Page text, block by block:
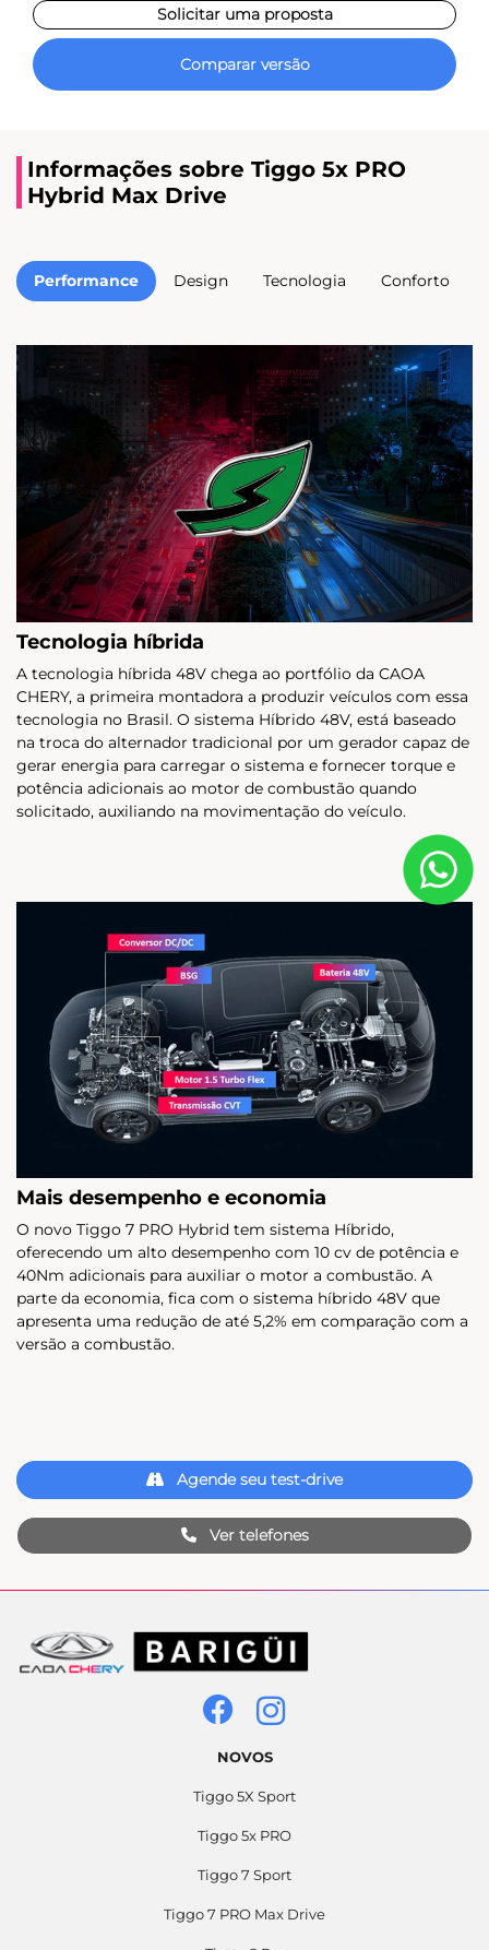
Solicitar uma proposta
Comparar versão
Informações sobre Tiggo 5x PRO
Hybrid Max Drive
Performance Design Tecnologia Conforto
Tecnologia híbrida
A tecnologia híbrida 48V chega ao portfólio da CAOA
CHERY, a primeira montadora a produzir veículos com essa
tecnologia no Brasil. O sistema Híbrido 48V, está baseado
na troca do alternador tradicional por um gerador capaz de
gerar energia para carregar o sistema e fornecer torque e
potência adicionais ao motor de combustão quando
solicitado, auxiliando na movimentação do veículo.
Mais desempenho e economia
O novo Tiggo 7 PRO Hybrid tem sistema Híbrido,
oferecendo um alto desempenho com 10 cv de potência e
40Nm adicionais para auxiliar o motor a combustão. A
parte da economia, fica com o sistema híbrido 48V que
apresenta uma redução de até 5,2% em comparação com a
versão a combustão.
Ver telefones
Agende seu test-drive
NOVOS
Tiggo 5X Sport
Tiggo 5x PRO
Tiggo 7 Sport
Tiggo 7 PRO Max Drive